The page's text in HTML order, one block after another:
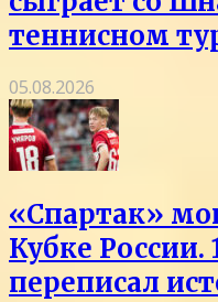
теннисном
05.08.2026
«Спартак»
Кубке
переписал